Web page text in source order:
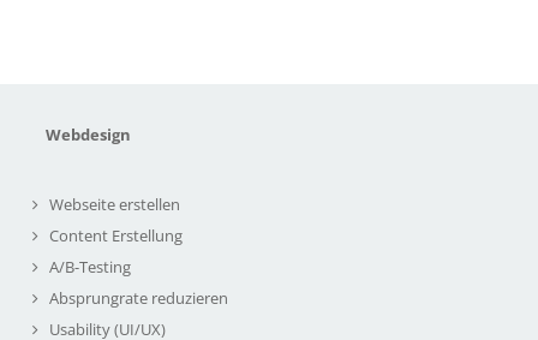
Webdesign
Webseite erstellen
Content Erstellung
A/B-Testing
Absprungrate reduzieren
Usability (UI/UX)